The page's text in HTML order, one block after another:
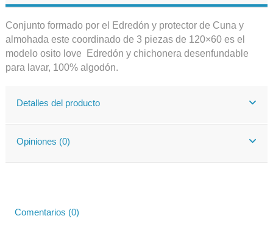
Conjunto formado por el Edredón y protector de Cuna y
almohada este coordinado de 3 piezas de 120×60 es el
modelo osito love Edredón y chichonera desenfundable
para lavar, 100% algodón.
Detalles del producto
Opiniones (0)
Comentarios (0)